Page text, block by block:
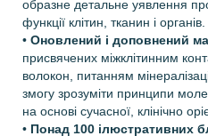
образне детальне уявлення
функції клітин, тканин і органів.
• Оновлений і доповнений
присвячених міжклітинним
волокон, питанням
змогу зрозуміти принципи
на основі сучасної, клінічно
• Понад 100 ілюстративних